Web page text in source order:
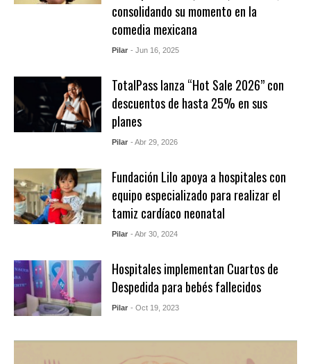
consolidando su momento en la
comedia mexicana
Pilar - Jun 16, 2025
TotalPass lanza “Hot Sale 2026” con
descuentos de hasta 25% en sus
planes
Pilar - Abr 29, 2026
Fundación Lilo apoya a hospitales con
equipo especializado para realizar el
tamiz cardíaco neonatal
Pilar - Abr 30, 2024
Hospitales implementan Cuartos de
Despedida para bebés fallecidos
Pilar - Oct 19, 2023